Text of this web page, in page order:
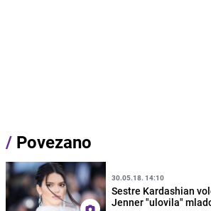
/ Povezano
30.05.18. 14:10
Sestre Kardashian
Jenner "ulovila"